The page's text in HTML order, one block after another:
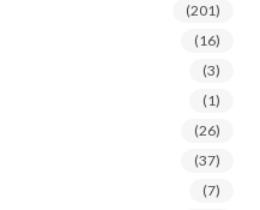
(201)
(16)
(3)
(1)
(26)
(37)
(7)